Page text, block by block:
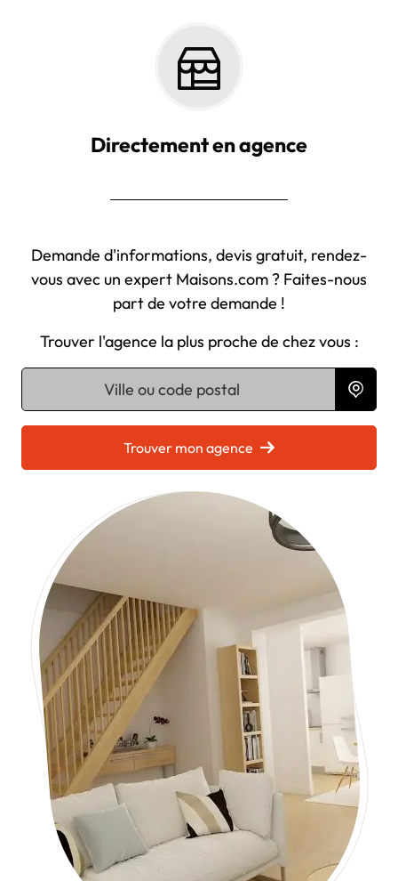
Directement en agence
Demande d'informations, devis gratuit, rendez-
vous avec un expert Maisons.com ? Faites-nous
part de votre demande !
Trouver l'agence la plus proche de chez vous :
Chargement...
Trouver mon agence